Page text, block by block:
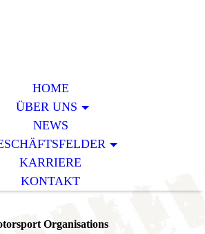
HOME
ÜBER UNS
NEWS
KARRIERE
KONTAKT
Organisations